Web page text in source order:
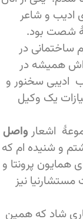
ادیب و شاعر
شصت بود.
ساختمانی در
همیشه در
ادیبی سخنور و
یک وکیل
اشعار واصل
و شنیده ام که
همایون پرونتا و
نیز
شاد که همین